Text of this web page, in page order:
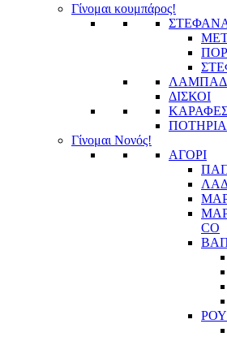
Γίνομαι κουμπάρος!
ΔΙΣΚΟΙ
ΠΟΤΗΡΙΑ
Γίνομαι Νονός!
ΑΓΟΡΙ
CO